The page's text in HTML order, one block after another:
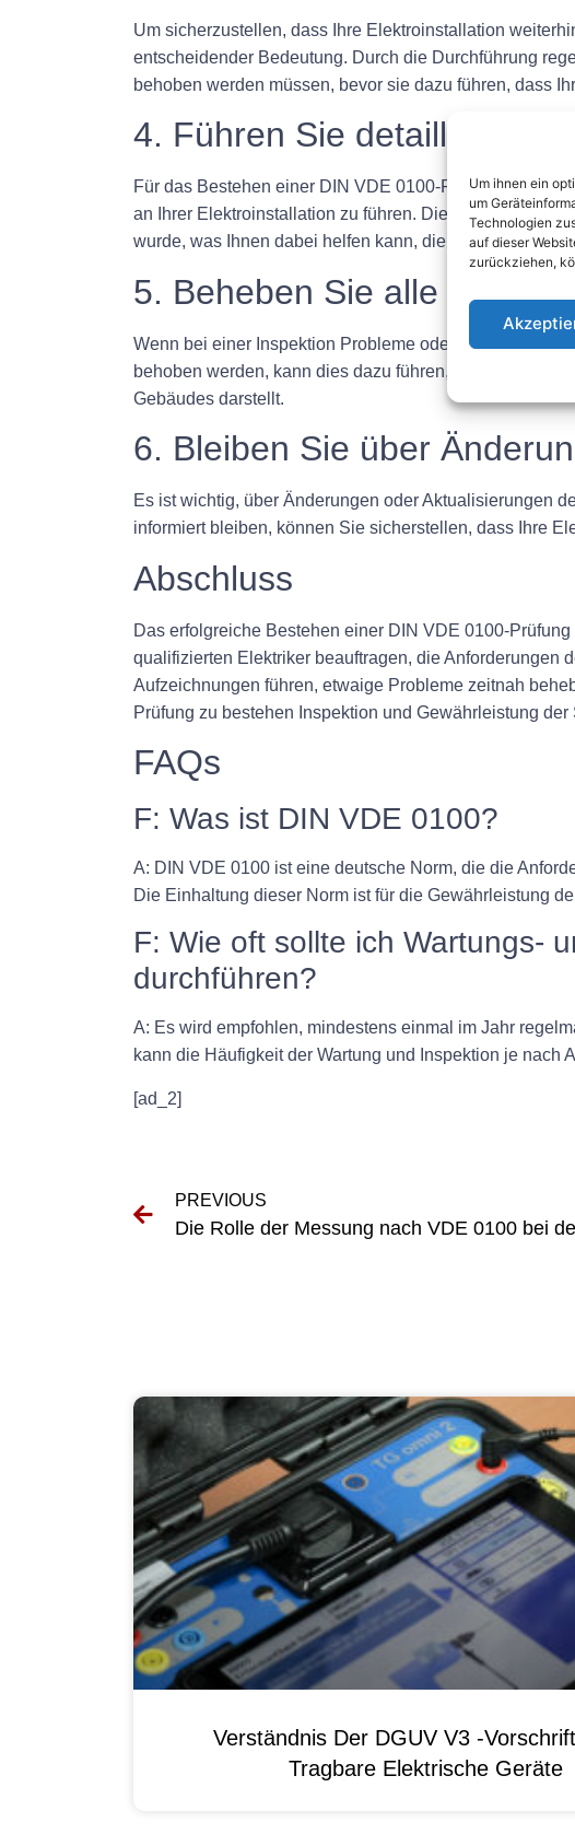
Um ihnen ein
um
Technologien
auf dieser
zurückziehen,
Um sicherzustellen, dass Ihre Elektroinstallation
entscheidender Bedeutung. Durch die Durchführung
behoben werden müssen, bevor sie dazu führen, dass
4. Führen Sie detaillierte
Für das Bestehen einer DIN VDE 0100-Prüfung ist es
an Ihrer Elektroinstallation zu führen. Diese
wurde, was Ihnen dabei helfen kann, die Einhaltung der
5. Beheben Sie alle
Wenn bei einer Inspektion Probleme oder
behoben werden, kann dies dazu führen, dass Ihre
Gebäudes darstellt.
6. Bleiben Sie über
Es ist wichtig, über Änderungen oder Aktualisierungen
informiert bleiben, können Sie sicherstellen, dass Ihre
Abschluss
Das erfolgreiche Bestehen einer DIN VDE 0100-
qualifizierten Elektriker beauftragen, die Anforderungen
Aufzeichnungen führen, etwaige Probleme zeitnah
Prüfung zu bestehen Inspektion und Gewährleistung
FAQs
F: Was ist DIN VDE 0100?
A: DIN VDE 0100 ist eine deutsche Norm, die die
Die Einhaltung dieser Norm ist für die Gewährleistung
F: Wie oft sollte ich Wartungs-
durchführen?
A: Es wird empfohlen, mindestens einmal im Jahr
kann die Häufigkeit der Wartung und Inspektion je nach
[ad_2]
PREVIOUS
Verständnis Der DGUV V3 -
Tragbare Elektrische Geräte